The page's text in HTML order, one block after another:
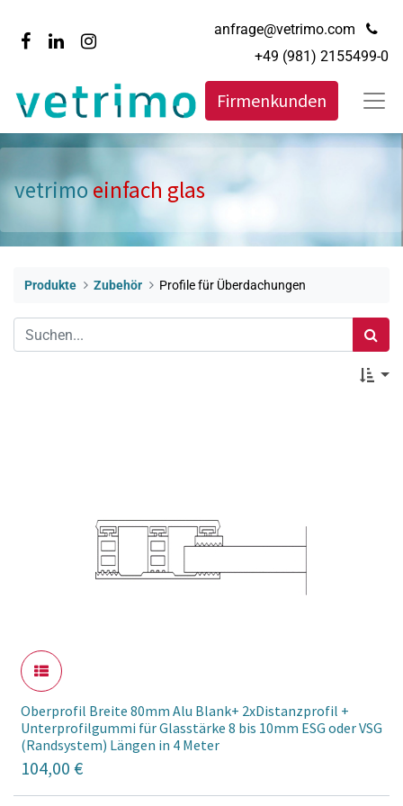
anfrage@vetrimo.com
+49 (981) 2155499-0
Firmenkunden
vetrimoeinfach glas
Produkte Zubehör Profile für Überdachungen
Oberprofil Breite 80mm Alu Blank+ 2xDistanzprofil +
Unterprofilgummi für Glasstärke 8 bis 10mm ESG oder VSG
(Randsystem) Längen in 4 Meter
104,00 €